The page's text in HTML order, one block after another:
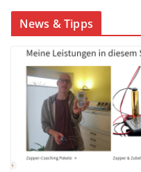
News & Tipps